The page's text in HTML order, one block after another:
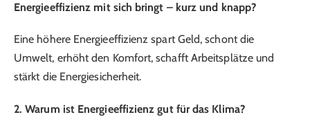
Energieeffizienz mit sich bringt – kurz und knapp?
Eine höhere Energieeffizienz spart Geld, schont die
Umwelt, erhöht den Komfort, schafft Arbeitsplätze und
stärkt die Energiesicherheit.
2. Warum ist Energieeffizienz gut für das Klima?